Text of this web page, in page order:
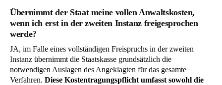
Übernimmt der Staat meine vollen Anwaltskosten,
wenn ich erst in der zweiten Instanz freigesprochen
werde?
JA, im Falle eines vollständigen Freispruchs in der zweiten
Instanz übernimmt die Staatskasse grundsätzlich die
notwendigen Auslagen des Angeklagten für das gesamte
Verfahren. Diese Kostentragungspflicht umfasst sowohl die